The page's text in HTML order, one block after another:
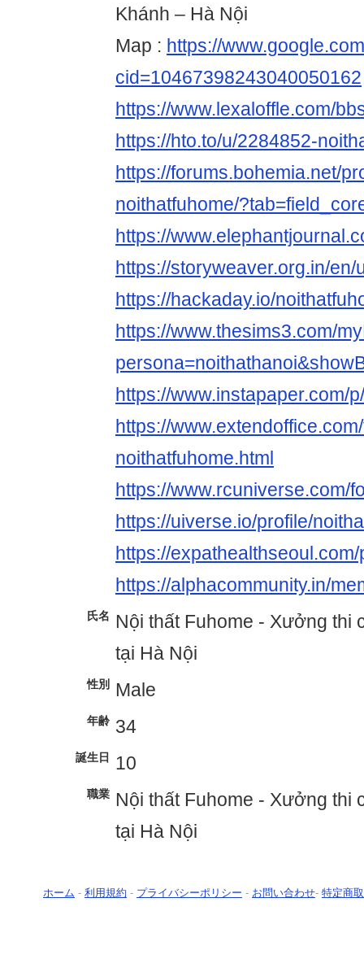
Khánh – Hà Nội
Map : https://
cid=10467398243040050162
https://www.lexaloffle.com/
https://hto.to/u/2284852-
https://forums.bohemia.net/
noithatfuhome/
https://
https://storyweaver.org.in/
https://hackaday.io/
https://www.thesims3.com/
https://www.instapaper.com/
https://
noithatfuhome.html
https://www.rcuniverse.com/
https://uiverse.io/profile/
https://
https://alphacommunity.in/
氏名
Nội thất Fuhome - Xưởng thi
tại Hà Nội
性別 Male
年齢 34
誕生日 10
職業 Nội thất Fuhome - Xưởng thi
tại Hà Nội
ホーム - 利用規約 - プライバシーポリシー - お問い合わせ- 特定商